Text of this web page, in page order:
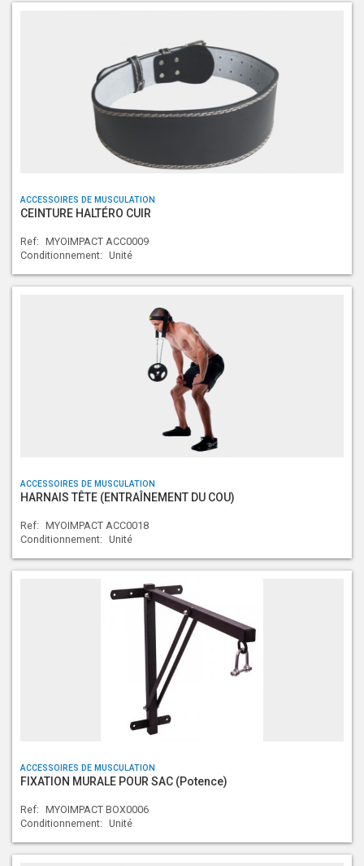
ACCESSOIRES DE MUSCULATION
CEINTURE HALTÉRO CUIR
Ref: MYOIMPACT ACC0009
Conditionnement: Unité
ACCESSOIRES DE MUSCULATION
HARNAIS TÊTE (ENTRAÎNEMENT DU COU)
Ref: MYOIMPACT ACC0018
Conditionnement: Unité
ACCESSOIRES DE MUSCULATION
FIXATION MURALE POUR SAC (Potence)
Ref: MYOIMPACT BOX0006
Conditionnement: Unité